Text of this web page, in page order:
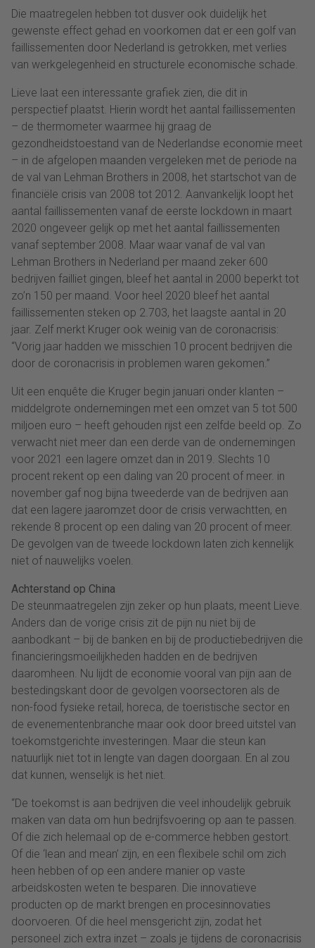
Die maatregelen hebben tot dusver ook duidelijk het
gewenste effect gehad en voorkomen dat er een golf van
faillissementen door Nederland is getrokken, met verlies
van werkgelegenheid en structurele economische schade.
Lieve laat een interessante grafiek zien, die dit in
perspectief plaatst. Hierin wordt het aantal faillissementen
– de thermometer waarmee hij graag de
gezondheidstoestand van de Nederlandse economie meet
– in de afgelopen maanden vergeleken met de periode na
de val van Lehman Brothers in 2008, het startschot van de
financiële crisis van 2008 tot 2012. Aanvankelijk loopt het
aantal faillissementen vanaf de eerste lockdown in maart
2020 ongeveer gelijk op met het aantal faillissementen
vanaf september 2008. Maar waar vanaf de val van
Lehman Brothers in Nederland per maand zeker 600
bedrijven failliet gingen, bleef het aantal in 2000 beperkt tot
zo’n 150 per maand. Voor heel 2020 bleef het aantal
faillissementen steken op 2.703, het laagste aantal in 20
jaar. Zelf merkt Kruger ook weinig van de coronacrisis:
“Vorig jaar hadden we misschien 10 procent bedrijven die
door de coronacrisis in problemen waren gekomen.”
Uit een enquête die Kruger begin januari onder klanten –
middelgrote ondernemingen met een omzet van 5 tot 500
miljoen euro – heeft gehouden rijst een zelfde beeld op. Zo
verwacht niet meer dan een derde van de ondernemingen
voor 2021 een lagere omzet dan in 2019. Slechts 10
procent rekent op een daling van 20 procent of meer. in
november gaf nog bijna tweederde van de bedrijven aan
dat een lagere jaaromzet door de crisis verwachtten, en
rekende 8 procent op een daling van 20 procent of meer.
De gevolgen van de tweede lockdown laten zich kennelijk
niet of nauwelijks voelen.
Achterstand op China
De steunmaatregelen zijn zeker op hun plaats, meent Lieve.
Anders dan de vorige crisis zit de pijn nu niet bij de
aanbodkant – bij de banken en bij de productiebedrijven die
financieringsmoeilijkheden hadden en de bedrijven
daaromheen. Nu lijdt de economie vooral van pijn aan de
bestedingskant door de gevolgen voorsectoren als de
non-food fysieke retail, horeca, de toeristische sector en
de evenementenbranche maar ook door breed uitstel van
toekomstgerichte investeringen. Maar die steun kan
natuurlijk niet tot in lengte van dagen doorgaan. En al zou
dat kunnen, wenselijk is het niet.
“De toekomst is aan bedrijven die veel inhoudelijk gebruik
maken van data om hun bedrijfsvoering op aan te passen.
Of die zich helemaal op de e-commerce hebben gestort.
Of die ‘lean and mean’ zijn, en een flexibele schil om zich
heen hebben of op een andere manier op vaste
arbeidskosten weten te besparen. Die innovatieve
producten op de markt brengen en procesinnovaties
doorvoeren. Of die heel mensgericht zijn, zodat het
personeel zich extra inzet – zoals je tijdens de coronacrisis